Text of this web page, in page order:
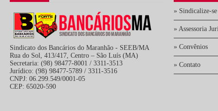
Sindicato dos Bancários do Maranhão - SEEB/MA
Rua do Sol, 413/417, Centro – São Luís (MA)
Secretaria: (98) 98477-8001 / 3311-3513
Jurídico: (98) 98477-5789 / 3311-3516
CNPJ: 06.299.549/0001-05
CEP: 65020-590
» Sindicalize-se
» Assessoria
» Convênios
» Contato